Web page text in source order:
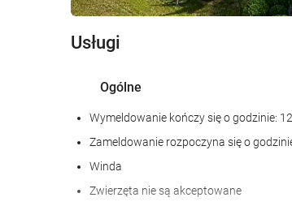
Usługi
Ogólne
Wymeldowanie kończy się o godzinie:
Zameldowanie rozpoczyna się o
Winda
Zwierzęta nie są akceptowane